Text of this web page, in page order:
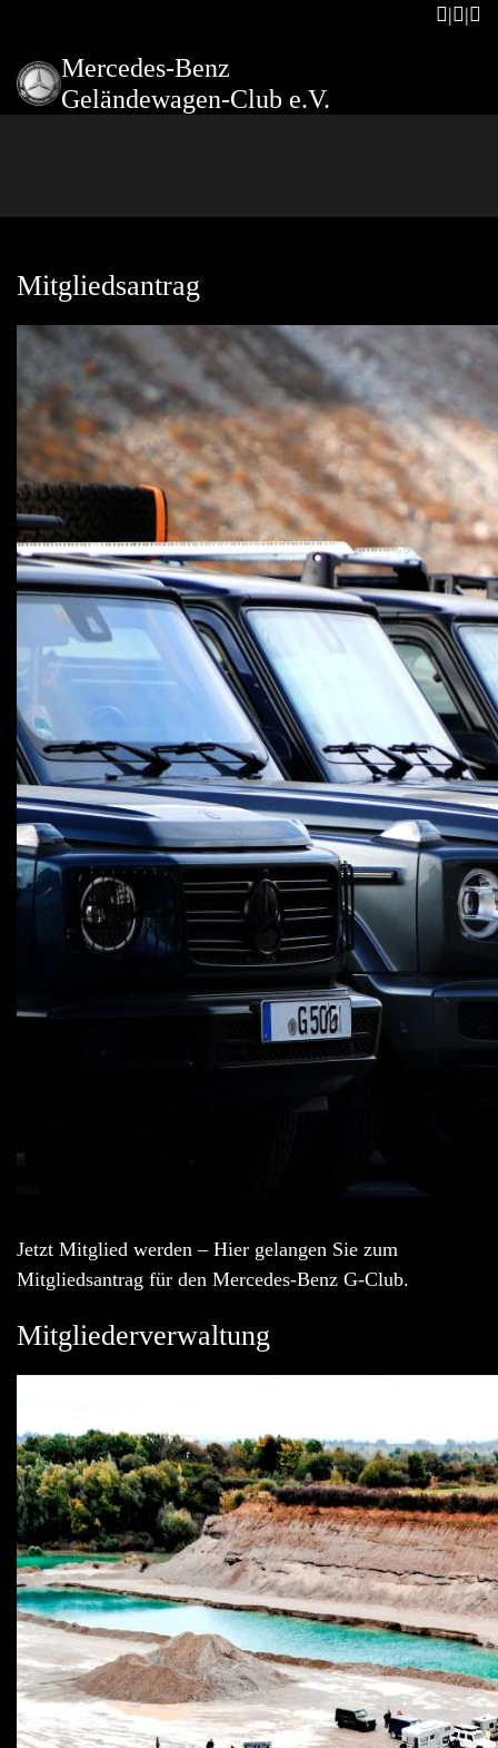
Mercedes-Benz
Geländewagen-Club e.V.
Mitgliedsantrag
Jetzt Mitglied werden – Hier gelangen Sie zum
Mitgliedsantrag für den Mercedes-Benz G-Club.
Mitgliederverwaltung